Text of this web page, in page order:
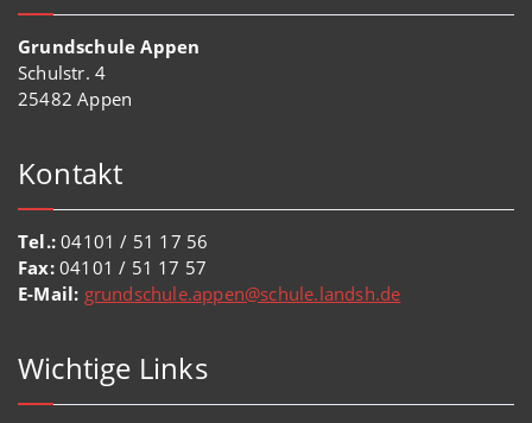
Grundschule Appen
Schulstr. 4
25482 Appen
Kontakt
Tel.: 04101 / 51 17 56
Fax:04101 / 51 17 57
E-Mail: grundschule.appen@schule.landsh.de
Wichtige Links